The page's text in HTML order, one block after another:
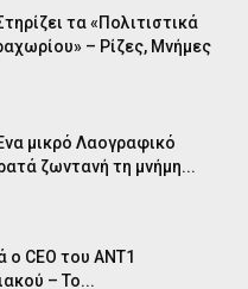
τα «Πολιτιστικά
– Ρίζες, Μνήμες
μικρό Λαογραφικό
ζωντανή τη μνήμη...
CEO του ANT1
– Το...